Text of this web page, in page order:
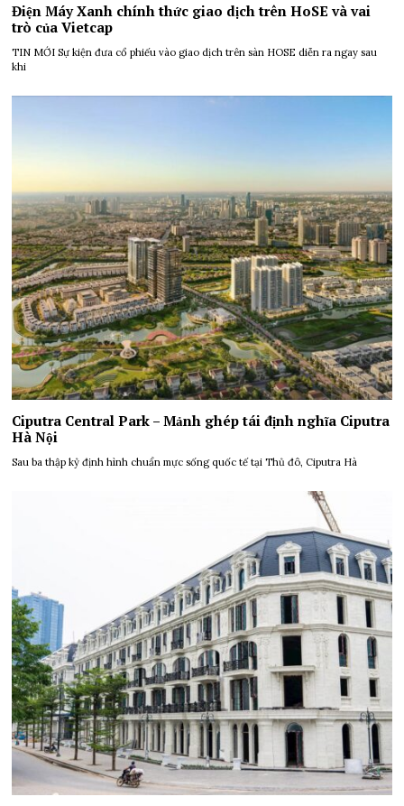
Điện Máy Xanh chính thức giao dịch trên HoSE và vai
trò của Vietcap
TIN MỚI Sự kiện đưa cổ phiếu vào giao dịch trên sàn HOSE diễn ra ngay sau
khi
Ciputra Central Park – Mảnh ghép tái định nghĩa Ciputra
Hà Nội
Sau ba thập kỷ định hình chuẩn mực sống quốc tế tại Thủ đô, Ciputra Hà